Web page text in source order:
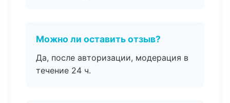
Можно ли оставить отзыв?
Да, после авторизации, модерация в
течение 24 ч.